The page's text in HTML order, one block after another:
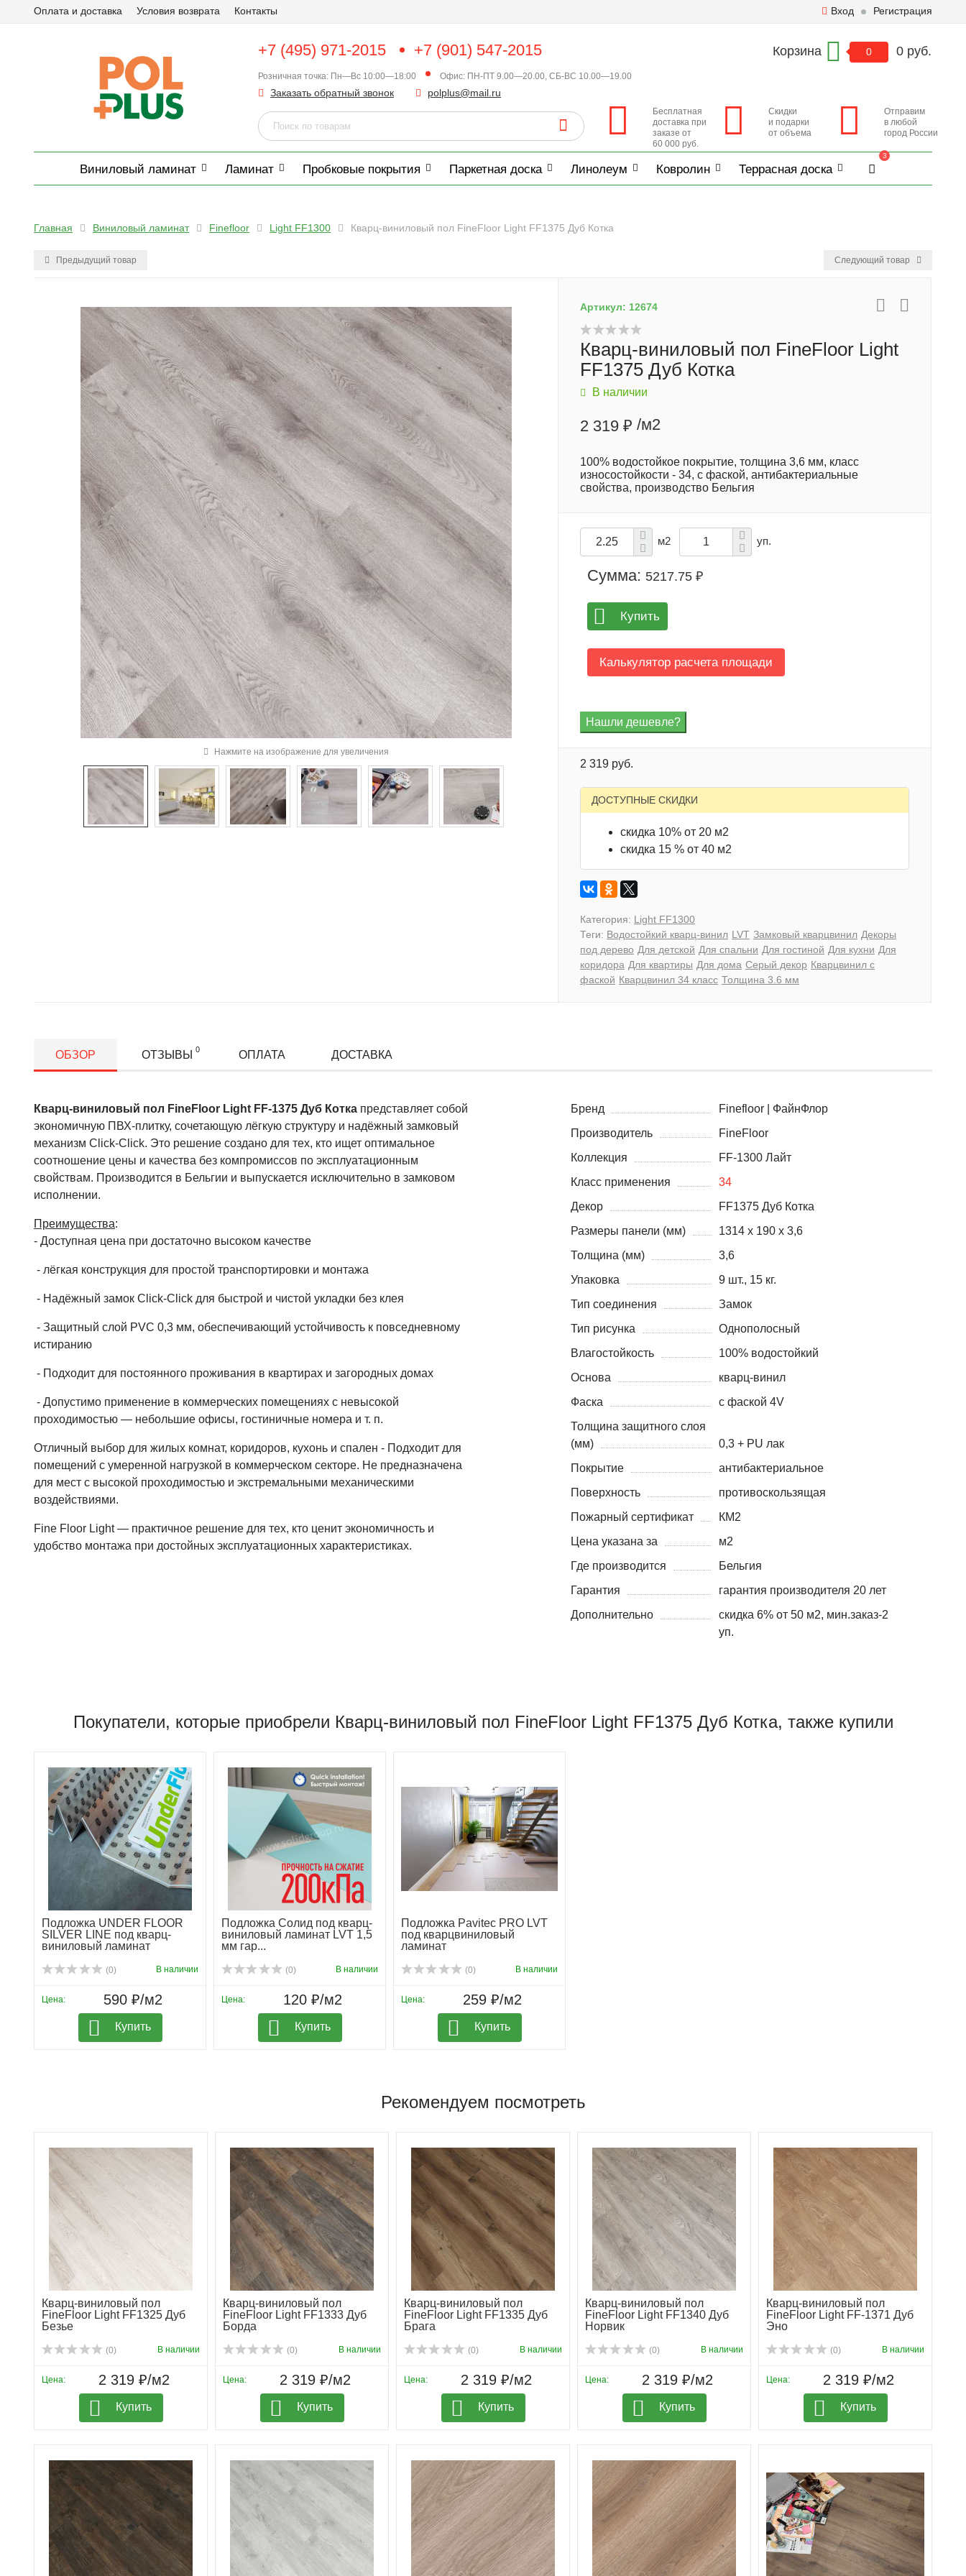
Оплата и доставка Условия возврата Контакты Вход Регистрация
+7 (495) 971-2015 +7 (901) 547-2015
Розничная точка: Пн—Вс 10:00—18:00 Офис: ПН-ПТ 9.00—20.00, СБ-ВС 10.00—19.00
Заказать обратный звонок polplus@mail.ru
Корзина 0 0 руб.
Бесплатная
доставка при
заказе от
60 000 руб.
Скидки
и подарки
от объема
Отправим
в любой
город России
Виниловый ламинат Ламинат Пробковые покрытия Паркетная доска Линолеум Ковролин Террасная доска
3
Главная Виниловый ламинат Finefloor Light FF1300 Кварц-виниловый пол FineFloor Light FF1375 Дуб Котка
Предыдущий товар Следующий товар
Нажмите на изображение для увеличения
Артикул: 12674
Кварц-виниловый пол FineFloor Light
FF1375 Дуб Котка
В наличии
2 319 ₽ /м2
100% водостойкое покрытие, толщина 3,6 мм, класс
износостойкости - 34, с фаской, антибактериальные
свойства, производство Бельгия
м2 уп.
Сумма: 5217.75 ₽
Купить
Калькулятор расчета площади
2 319 руб.
ДОСТУПНЫЕ СКИДКИ
скидка 10% от 20 м2
скидка 15 % от 40 м2
Категория: Light FF1300
Теги: Водостойкий кварц-винил LVT Замковый кварцвинил Декоры
под дерево Для детской Для спальни Для гостиной Для кухни Для
коридора Для квартиры Для дома Серый декор Кварцвинил с
фаской Кварцвинил 34 класс Толщина 3.6 мм
ОБЗОР ОТЗЫВЫ 0 ОПЛАТА ДОСТАВКА
Кварц-виниловый пол FineFloor Light FF-1375 Дуб Котка представляет собой
экономичную ПВХ-плитку, сочетающую лёгкую структуру и надёжный замковый
механизм Click-Click. Это решение создано для тех, кто ищет оптимальное
соотношение цены и качества без компромиссов по эксплуатационным
свойствам. Производится в Бельгии и выпускается исключительно в замковом
исполнении.
Преимущества:
- Доступная цена при достаточно высоком качестве
- лёгкая конструкция для простой транспортировки и монтажа
- Надёжный замок Click-Click для быстрой и чистой укладки без клея
- Защитный слой PVC 0,3 мм, обеспечивающий устойчивость к повседневному
истиранию
- Подходит для постоянного проживания в квартирах и загородных домах
- Допустимо применение в коммерческих помещениях с невысокой
проходимостью — небольшие офисы, гостиничные номера и т. п.
Отличный выбор для жилых комнат, коридоров, кухонь и спален - Подходит для
помещений с умеренной нагрузкой в коммерческом секторе. Не предназначена
для мест с высокой проходимостью и экстремальными механическими
воздействиями.
Fine Floor Light — практичное решение для тех, кто ценит экономичность и
удобство монтажа при достойных эксплуатационных характеристиках.
Бренд
Finefloor | ФайнФлор
Производитель
FineFloor
Коллекция
FF-1300 Лайт
Класс применения
34
Декор
FF1375 Дуб Котка
Размеры панели (мм)
1314 х 190 х 3,6
Толщина (мм)
3,6
Упаковка
9 шт., 15 кг.
Тип соединения
Замок
Тип рисунка
Однополосный
Влагостойкость
100% водостойкий
Основа
кварц-винил
Фаска
с фаской 4V
Толщина защитного слоя
(мм)
0,3 + PU лак
Покрытие
антибактериальное
Поверхность
противоскользящая
Пожарный сертификат
КМ2
Цена указана за
м2
Где производится
Бельгия
Гарантия
гарантия производителя 20 лет
Дополнительно
скидка 6% от 50 м2, мин.заказ-2
уп.
Покупатели, которые приобрели Кварц-виниловый пол FineFloor Light FF1375 Дуб Котка, также купили
Подложка UNDER FLOOR
SILVER LINE под кварц-
виниловый ламинат
(0) В наличии
Цена: 590 ₽/м2
Купить
Подложка Солид под кварц-
виниловый ламинат LVT 1,5
мм гар...
(0) В наличии
Цена: 120 ₽/м2
Купить
Подложка Pavitec PRO LVT
под кварцвиниловый
ламинат
(0) В наличии
Цена: 259 ₽/м2
Купить
Рекомендуем посмотреть
Кварц-виниловый пол
FineFloor Light FF1325 Дуб
Безье
(0) В наличии
Цена: 2 319 ₽/м2
Купить
Кварц-виниловый пол
FineFloor Light FF1333 Дуб
Борда
(0) В наличии
Цена: 2 319 ₽/м2
Купить
Кварц-виниловый пол
FineFloor Light FF1335 Дуб
Брага
(0) В наличии
Цена: 2 319 ₽/м2
Купить
Кварц-виниловый пол
FineFloor Light FF1340 Дуб
Норвик
(0) В наличии
Цена: 2 319 ₽/м2
Купить
Кварц-виниловый пол
FineFloor Light FF-1371 Дуб
Эно
(0) В наличии
Цена: 2 319 ₽/м2
Купить